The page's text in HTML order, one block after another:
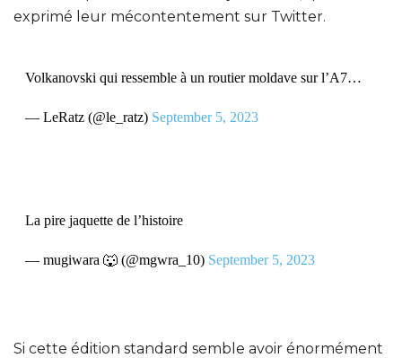
exprimé leur mécontentement sur Twitter.
Volkanovski qui ressemble à un routier moldave sur l’A7…
— LeRatz (@le_ratz) September 5, 2023
La pire jaquette de l’histoire
— mugiwara 🐺 (@mgwra_10) September 5, 2023
Si cette édition standard semble avoir énormément